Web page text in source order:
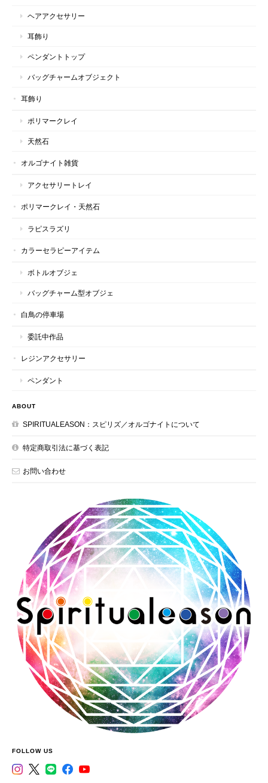
ヘアアクセサリー
耳飾り
ペンダントトップ
バッグチャームオブジェクト
耳飾り
ポリマークレイ
天然石
オルゴナイト雑貨
アクセサリートレイ
ポリマークレイ・天然石
ラピスラズリ
カラーセラピーアイテム
ボトルオブジェ
バッグチャーム型オブジェ
白鳥の停車場
委託中作品
レジンアクセサリー
ペンダント
ABOUT
SPIRITUALEASON：スピリズ／オルゴナイトについて
特定商取引法に基づく表記
お問い合わせ
FOLLOW US